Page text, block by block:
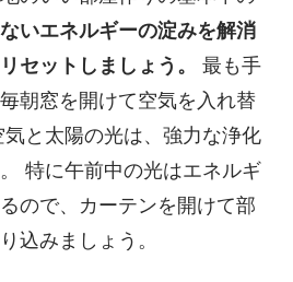
いエネルギーの淀みを解消
セットしましょう。
最も手
朝窓を開けて空気を入れ替
と太陽の光は、強力な浄化
特に午前中の光はエネルギ
ので、カーテンを開けて部
込みましょう。